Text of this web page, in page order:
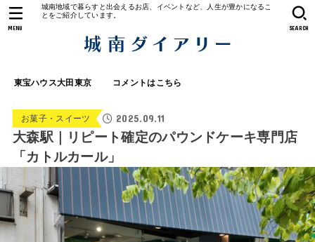
城南地域で暮らすと出会えるお店、イベントなど、人生が豊かになるこ
とをご紹介しています。
東宝ハウス大田東京 コメントはこちら
SEARCH
MENU
お菓子・スイーツ 2025.09.11
大森駅｜リピート確定のパウンドケーキ専門店
「カトルカール」